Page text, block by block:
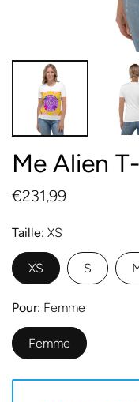
Me Alien
€231,99
Taille XS
XS S
Pour Femme
Femme